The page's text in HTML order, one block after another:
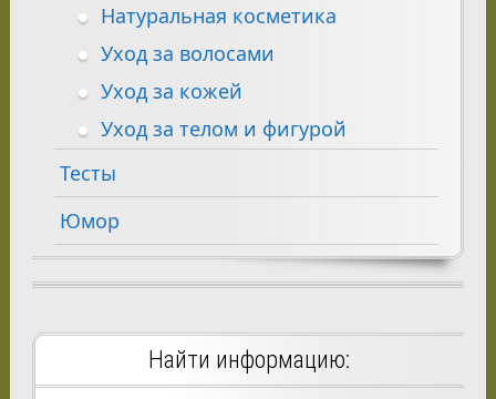
Натуральная косметика
Уход за волосами
Уход за кожей
Уход за телом и фигурой
Тесты
Юмор
Найти информацию: